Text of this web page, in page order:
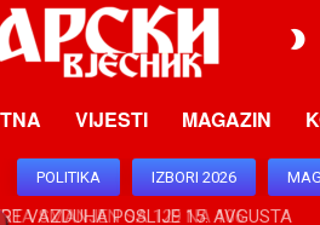
VIJESTI MAGAZIN
POLITIKA IZBORI 2026
SMANJEN SA 129 NA 106